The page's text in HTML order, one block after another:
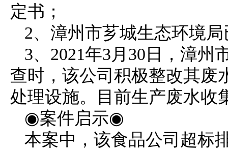
定书；
2、漳州市芗城生态环境
3、2021年3月30日，漳
查时，该公司积极整改其废
处理设施。目前生产废水收
◉案件启示◉
本案中，该食品公司超标